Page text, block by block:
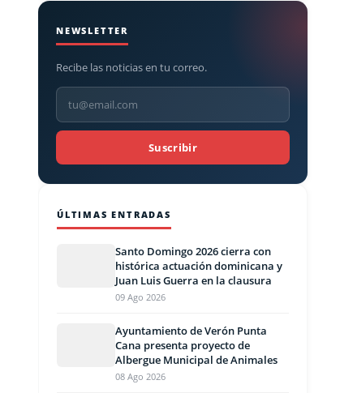
NEWSLETTER
Recibe las noticias en tu correo.
Suscribir
ÚLTIMAS ENTRADAS
Santo Domingo 2026 cierra con
histórica actuación dominicana y
Juan Luis Guerra en la clausura
09 Ago 2026
Ayuntamiento de Verón Punta
Cana presenta proyecto de
Albergue Municipal de Animales
08 Ago 2026